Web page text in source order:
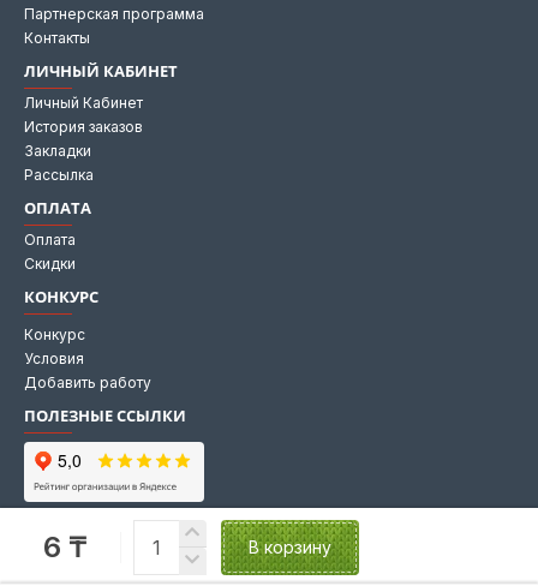
6 ₸ В корзину
Партнерская программа
Контакты
ЛИЧНЫЙ КАБИНЕТ
Личный Кабинет
История заказов
Закладки
Рассылка
ОПЛАТА
Оплата
Скидки
КОНКУРС
Конкурс
Условия
Добавить работу
ПОЛЕЗНЫЕ ССЫЛКИ
Мы на Яндекс картах
Мы в 2GIS